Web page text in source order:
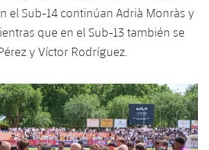
el Sub-14 continúan Adrià Monràs y
que en el Sub-13 también se
y Víctor Rodríguez.